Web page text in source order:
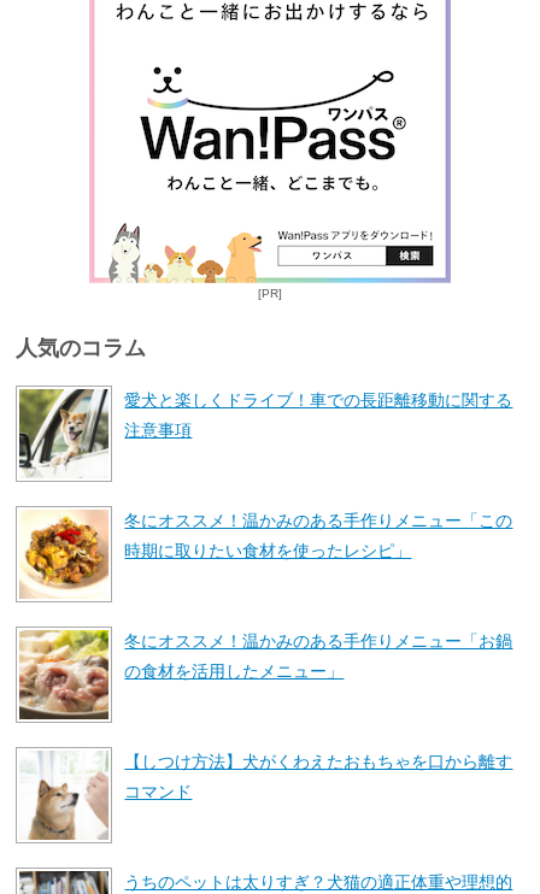
[PR]
人気のコラム
愛犬と楽しくドライブ！車での長距離移動に関する
注意事項
冬にオススメ！温かみのある手作りメニュー「この
時期に取りたい食材を使ったレシピ」
冬にオススメ！温かみのある手作りメニュー「お鍋
の食材を活用したメニュー」
【しつけ方法】犬がくわえたおもちゃを口から離す
コマンド
うちのペットは太りすぎ？犬猫の適正体重や理想的